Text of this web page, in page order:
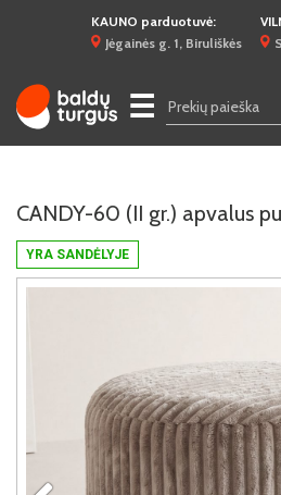
KAUNO parduotuvė:
Jėgainės g. 1, Biruliškės
☰
YRA SANDĖLYJE
CANDY-60 (II gr.) apvalus